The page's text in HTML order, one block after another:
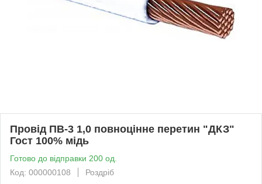
Провід ПВ-3 1,0 повноцінне перетин "ДКЗ"
Гост 100% мідь
Готово до відправки 200 од.
Код: 000000108
Роздріб